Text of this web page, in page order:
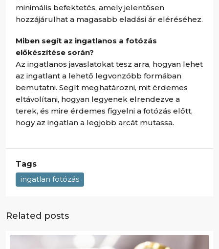
minimális befektetés, amely jelentősen
hozzájárulhat a magasabb eladási ár eléréséhez.
Miben segít az ingatlanos a fotózás
előkészítése során?
Az ingatlanos javaslatokat tesz arra, hogyan lehet
az ingatlant a lehető legvonzóbb formában
bemutatni. Segít meghatározni, mit érdemes
eltávolítani, hogyan legyenek elrendezve a
terek, és mire érdemes figyelni a fotózás előtt,
hogy az ingatlan a legjobb arcát mutassa.
Tags
ingatlan fotózás
Related posts